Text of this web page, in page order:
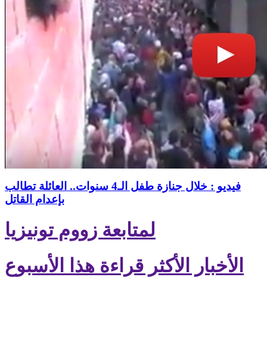
فيديو : خلال جنازة طفل الـ4 سنوات.. العائلة تطالب
بإعدام القاتل
لمتابعة زووم تونيزيا
الأخبار الأكثر قراءة هذا الأسبوع